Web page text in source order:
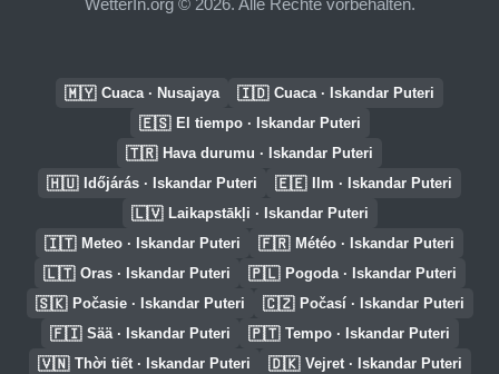
🇲🇾 Cuaca · Nusajaya 🇮🇩 Cuaca · Iskandar Puteri
🇪🇸 El tiempo · Iskandar Puteri
🇹🇷 Hava durumu · Iskandar Puteri
🇭🇺 Időjárás · Iskandar Puteri 🇪🇪 Ilm · Iskandar Puteri
🇱🇻 Laikapstākļi · Iskandar Puteri
🇮🇹 Meteo · Iskandar Puteri 🇫🇷 Météo · Iskandar Puteri
🇱🇹 Oras · Iskandar Puteri 🇵🇱 Pogoda · Iskandar Puteri
🇸🇰 Počasie · Iskandar Puteri 🇨🇿 Počasí · Iskandar Puteri
🇫🇮 Sää · Iskandar Puteri 🇵🇹 Tempo · Iskandar Puteri
🇻🇳 Thời tiết · Iskandar Puteri 🇩🇰 Vejret · Iskandar Puteri